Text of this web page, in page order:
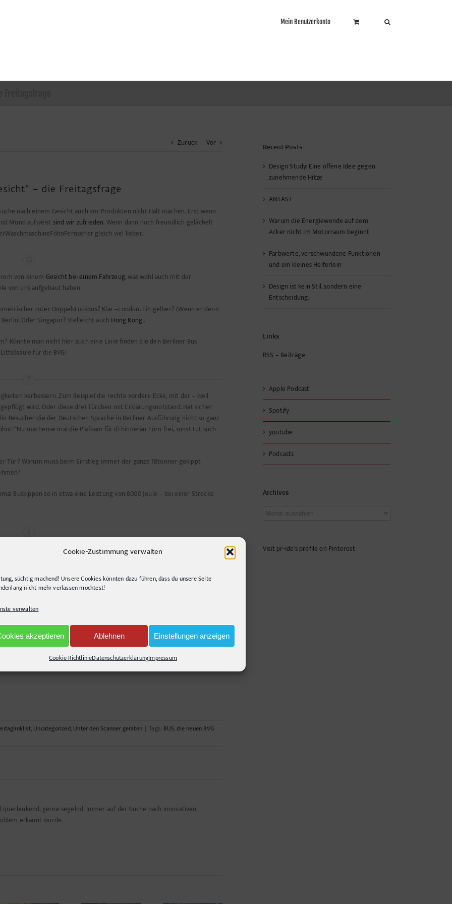
Cookie-Zustimmung verwalten
süchtig machend! Unsere Cookies könnten dazu führen, dass du unsere Seite
nicht mehr verlassen möchtest!
verwalten
akzeptieren Ablehnen Einstellungen anzeigen
Cookie-RichtlinieDatenschutzerklärungImpressum
Mein Benutzerkonto
Zurück Vor
– die Freitagsfrage
nach einem Gesicht auch vor Produkten nicht Halt machen. Erst wenn
Mund aufweist sind wir zufrieden. Wenn dann noch freundlich gelächelt
gleich viel lieber.
von einem Gesicht bei einem Fahrzeug, was wohl auch mit der
von uns aufgebaut haben.
roter Doppelstockbus? Klar –London. Ein gelber? (Wenn er denn
Oder Singapur? Vielleicht auch Hong Kong..
Könnte man nicht hier auch eine Linie finden die den Berliner Bus
für die BVG!
verbessern. Zum Beispiel die rechte vordere Ecke, mit der – weil
wird. Oder diese drei Türchen mit Erklärungsnotstand. Hat sicher
Besucher die der Deutschen Sprache in Berliner Ausführung nicht so ganz
“Nu machense mal die Plafoam für di hinderän Türn frei, sonst tut süch
Warum muss beim Einstieg immer der ganze 18tonner gekippt
Buskippen so in etwa eine Leistung von 8000 Joule – bei einer Strecke
Bus Familie
, Uncategorized, Unter den Scanner geraten | Tags: BUS,die neuen BVG
gerne segelnd. Immer auf der Suche nach innovativen
erkannt wurde.
Recent Posts
Design Study: Eine offene Idee gegen
zunehmende Hitze
ANTAST
Warum die Energiewende auf dem
Acker nicht im Motorraum beginnt
Farbwerte, verschwundene Funktionen
und ein kleines Helferlein
Design ist kein Stil, sondern eine
Entscheidung.
Links
RSS – Beiträge
Apple Podcast
Spotify
youtube
Podcasts
Archives
Archives
Visit pr-ide's profile on Pinterest.